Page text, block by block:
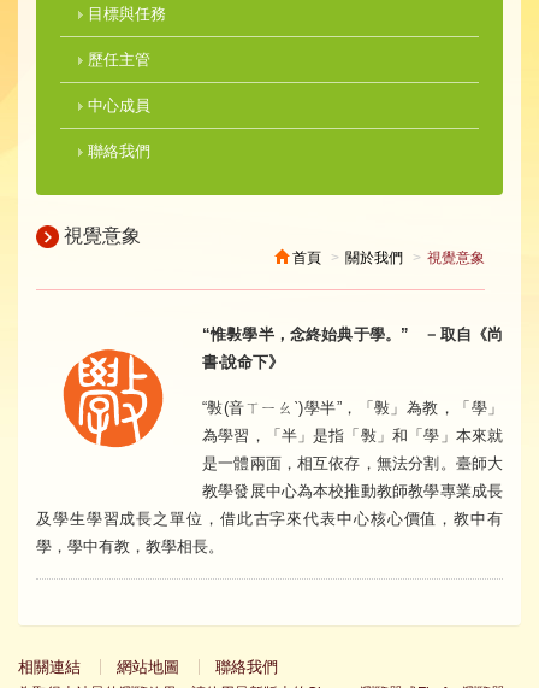
目標與任務
歷任主管
中心成員
聯絡我們
視覺意象
首頁 關於我們 視覺意象
“惟斅學半，念終始典于學。” －取自《尚
書‧說命下》
“斅(音ㄒㄧㄠˋ)學半”，「斅」為教，「學」
為學習，「半」是指「斅」和「學」本來就
是一體兩面，相互依存，無法分割。臺師大
教學發展中心為本校推動教師教學專業成長
及學生學習成長之單位，借此古字來代表中心核心價值，教中有
學，學中有教，教學相長。
相關連結 網站地圖 聯絡我們